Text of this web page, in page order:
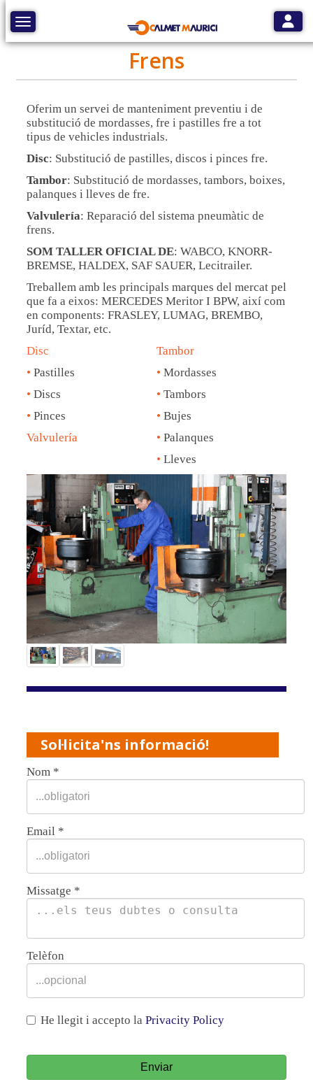
Toggle navigation
Frens
Oferim un servei de manteniment preventiu i de
substitució de mordasses, fre i pastilles fre a tot
tipus de vehicles industrials.
Disc: Substitució de pastilles, discos i pinces fre.
Tambor: Substitució de mordasses, tambors, boixes,
palanques i lleves de fre.
Valvulería: Reparació del sistema pneumàtic de
frens.
SOM TALLER OFICIAL DE: WABCO, KNORR-
BREMSE, HALDEX, SAF SAUER, Lecitrailer.
Treballem amb les principals marques del mercat pel
que fa a eixos: MERCEDES Meritor I BPW, així com
en components: FRASLEY, LUMAG, BREMBO,
Juríd, Textar, etc.
Disc
• Pastilles
• Discs
• Pinces
Valvulería
Tambor
• Mordasses
• Tambors
• Bujes
• Palanques
• Lleves
Sol·licita'ns informació!
Nom *
Email *
Missatge *
Telèfon
He llegit i accepto la Privacity Policy
Enviar